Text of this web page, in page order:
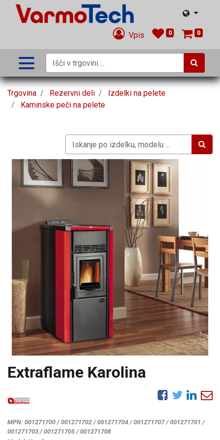
Vpis 0 0
Trgovina Rezervni deli
Izdelki na pelete
Kaminske peči na pelete
Extraflame Karolina
MPN: 001271700 / 001271702 / 001271704 / 001271707 / 001271701 /
001271703 / 001271705 / 001271708